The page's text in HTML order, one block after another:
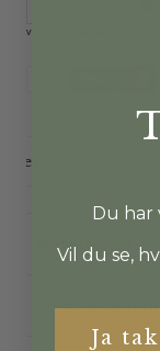
Beskrivelse
Fragt &
Du har
Vil du se,
Ja